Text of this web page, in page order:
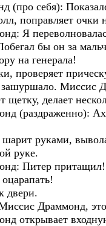
(про себя):
поправляет очки
Я
бы он за
на генерала!
проверяет
Миссис
щетку, делает
(раздраженно):
шарит руками,
руке.
Питер притащил!
двери.
Драммонд,
открывает